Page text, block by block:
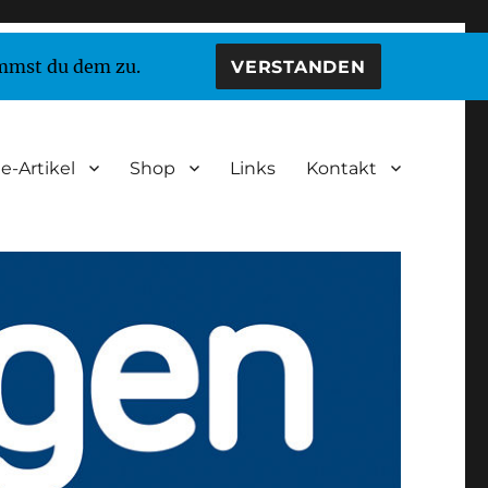
Artikel Shop Links Kontakt
du dem zu. VERSTANDEN